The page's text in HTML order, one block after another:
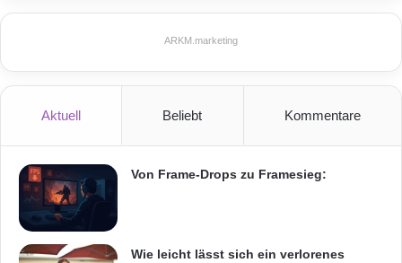
ARKM.marketing
Aktuell Beliebt Kommentare
Von Frame-Drops zu Framesieg:
Wie leicht lässt sich ein verlorenes